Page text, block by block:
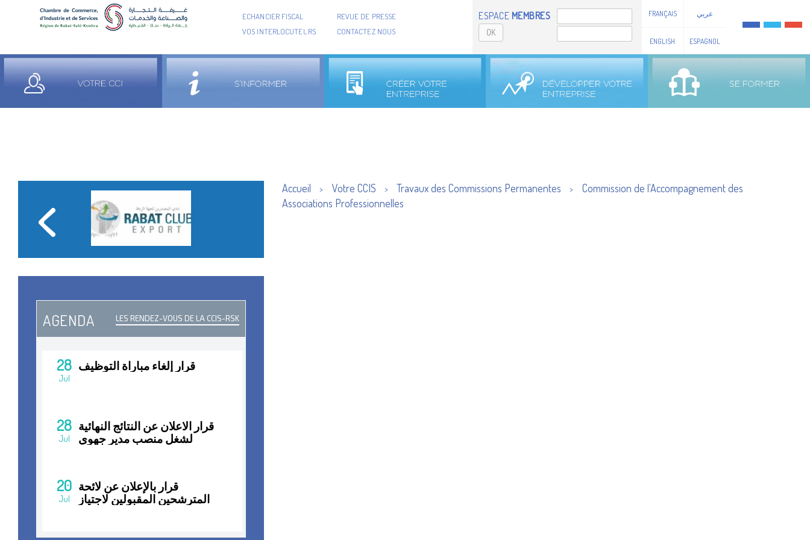
ECHANCIER FISCAL
REVUE DE PRESSE
VOS INTERLOCUTEURS
CONTACTEZ NOUS
ESPACE MEMBRES
OK
FRANÇAIS عربي
ENGLISH ESPAGNOL
AGENDA LES RENDEZ-VOUS DE LA CCIS-RSK
28
Jul
قرار إلغاء مباراة التوظيف
28
Jul
قرار الاعلان عن النتائج النهائية
لشغل منصب مدير جهوي
20
Jul
قرار بالإعلان عن لائحة
المترشحين المقبولين لاجتياز
Accueil > Votre CCIS > Travaux des Commissions Permanentes >
Commission de l'Accompagnement des
Associations Professionnelles